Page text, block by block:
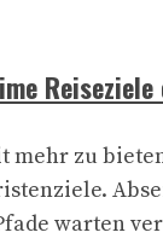
mehr zu
warten